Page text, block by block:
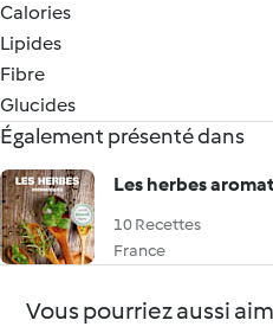
Calories
Lipides
Fibre
Glucides
Également présenté dans
Les herbes
10 Recettes
France
Vous pourriez aussi